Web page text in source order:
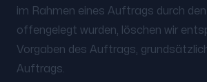
im Rahmen eines Auftrags durch
offengelegt wurden, löschen wir
Vorgaben des Auftrags,
Auftrags.